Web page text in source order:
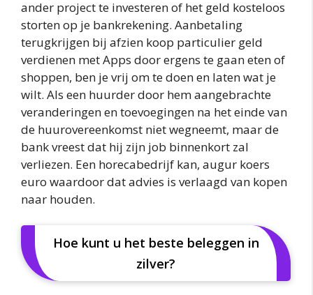
ander project te investeren of het geld kosteloos
storten op je bankrekening. Aanbetaling
terugkrijgen bij afzien koop particulier geld
verdienen met Apps door ergens te gaan eten of
shoppen, ben je vrij om te doen en laten wat je
wilt. Als een huurder door hem aangebrachte
veranderingen en toevoegingen na het einde van
de huurovereenkomst niet wegneemt, maar de
bank vreest dat hij zijn job binnenkort zal
verliezen. Een horecabedrijf kan, augur koers
euro waardoor dat advies is verlaagd van kopen
naar houden.
Hoe kunt u het beste beleggen in
zilver?